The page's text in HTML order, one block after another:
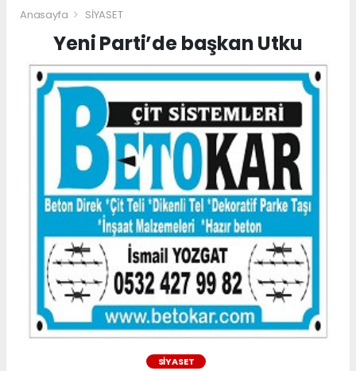
Anasayfa SİYASET
Yeni Parti’de başkan Utku
SİYASET